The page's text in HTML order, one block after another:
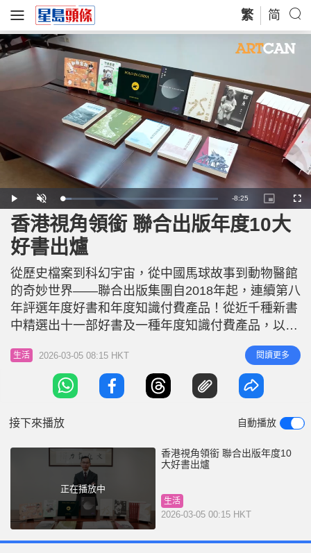
繁 简
P
l
a
y
U
n
m
u
t
e
L
o
a
d
e
d
5
.
6
%
R
e
n
i
-8:25
P
i
t
u
-
P
i
c
u
r
F
u
香港視角領銜 聯合出版年度10大
好書出爐
從歷史檔案到科幻宇宙，從中國馬球故事到動物醫館
的奇妙世界——聯合出版集團自2018年起，連續第八
年評選年度好書和年度知識付費產品！從近千種新書
中精選出十一部好書及一種年度知識付費產品，以多
元視角講述中國故事、香港故事，兼顧創新與傳承，
聯合出版集團副總裁李家駒博士說：「努力推廣閱
讀，出版好書，是我們會堅持下去的工作。」 聯合
出版集團出版種類多元，今次獲選好書中，聚焦香港
生活 2026-03-05 08:15 HKT 閱讀更多
接下來播放 自動播放
正在播放中
香港視角領銜 聯合出版年度10
大好書出爐
生活
2026-03-05 00:15 HKT